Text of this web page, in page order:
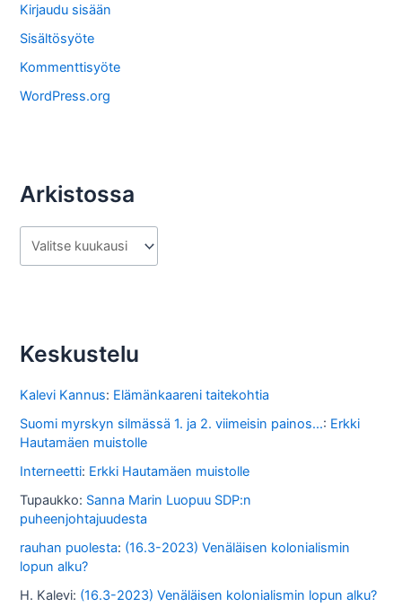
o
s
t
a
Kirjaudu sisään
Sisältösyöte
Kommenttisyöte
WordPress.org
Arkistossa
r
s
o
s
s
a
Keskustelu
Kalevi Kannus: Elämänkaareni taitekohtia
Suomi myrskyn silmässä 1. ja 2. viimeisin painos...: Erkki
Hautamäen muistolle
Interneetti: Erkki Hautamäen muistolle
Tupaukko: Sanna Marin Luopuu SDP:n
puheenjohtajuudesta
rauhan puolesta: (16.3-2023) Venäläisen kolonialismin
lopun alku?
H. Kalevi: (16.3-2023) Venäläisen kolonialismin lopun alku?